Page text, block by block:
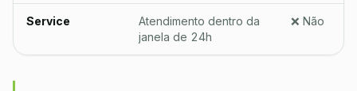
Service
Atendimento dentro da
janela de 24h
❌ Não